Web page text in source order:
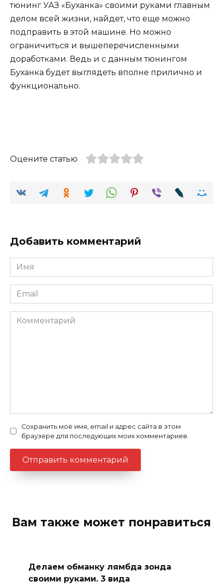
тюнинг УАЗ «Буханка» своими руками главным
делом всей жизни, найдет, что еще можно
подправить в этой машине. Но можно
ограничиться и вышеперечисленными
доработками. Ведь и с данным тюнингом
Буханка будет выглядеть вполне прилично и
функционально.
Оцените статью
Добавить комментарий
Имя
Email
Комментарий
Сохранить моё имя, email и адрес сайта в этом
браузере для последующих моих комментариев.
Вам также может понравиться
Делаем обманку лямбда зонда
своими руками. 3 вида